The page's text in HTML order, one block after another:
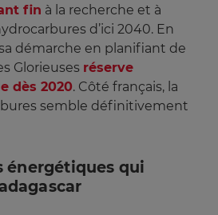
fin à la recherche et à
d’ici 2040. En
démarche en planifiant de
Glorieuses réserve
dès 2020. Côté français, la
semble définitivement
énergétiques qui